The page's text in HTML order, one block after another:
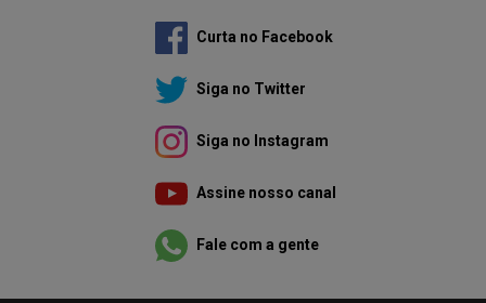
Curta no Facebook
Siga no Twitter
Siga no Instagram
Assine nosso canal
Fale com a gente